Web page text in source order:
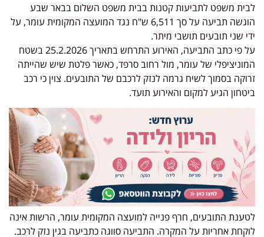
לבית משפט לתביעות קטנות בבית משפט השלום בבאר שבע
הוגשה תביעה על סך 6,511 ש"ח נגד המועצה המקומית עומר, על
ידי שני תובעים תושבי מיתר.
על פי כתב התביעה, האירוע התרחש בתאריך 25.2.2026 בשטח
המוניציפלי של עומר, מול רחוב סרפד, כאשר פלטת שיש שהייתה
זרוקה בסמוך לשיח גרמה לנזק לרכבם של התובעים. צוין כי רכב
ביטחון הגיע למקום והאירוע תועד.
לטענת התובעים, חרף פנייה למועצה המקומית עומר, הרשות אינה
לוקחת אחריות על המקרה. התביעה סווגה כתביעה בגין נזק לרכב.